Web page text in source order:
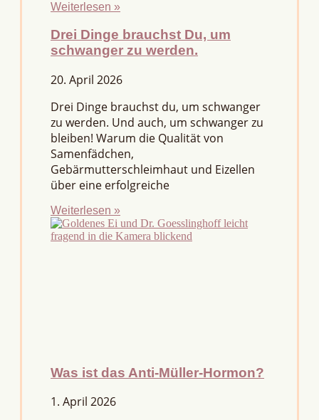
Weiterlesen »
Drei Dinge brauchst Du, um
schwanger zu werden.
20. April 2026
Drei Dinge brauchst du, um schwanger
zu werden. Und auch, um schwanger zu
bleiben! Warum die Qualität von
Samenfädchen,
Gebärmutterschleimhaut und Eizellen
über eine erfolgreiche
Weiterlesen »
Was ist das Anti-Müller-Hormon?
1. April 2026